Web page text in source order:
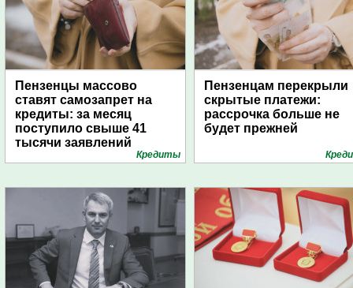
Пензенцы массово
ставят самозапрет на
кредиты: за месяц
поступило свыше 41
тысячи заявлений
Кредиты
Пензенцам перекрыли
скрытые платежи:
рассрочка больше не
будет прежней